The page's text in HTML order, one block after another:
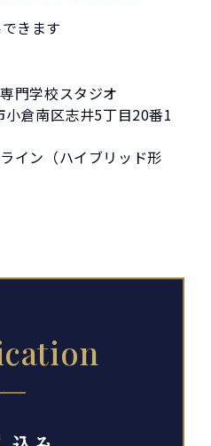
きます
門学校スタジオ
倉南区志井5丁目20番1
イン（ハイブリッド形